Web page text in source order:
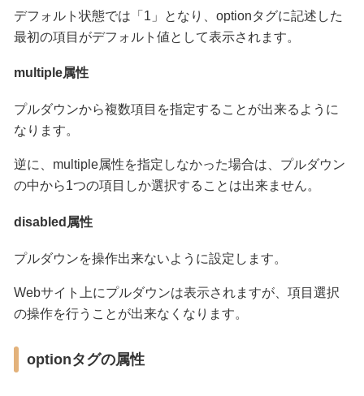
デフォルト状態では「1」となり、optionタグに記述した
最初の項目がデフォルト値として表示されます。
multiple属性
プルダウンから複数項目を指定することが出来るように
なります。
逆に、multiple属性を指定しなかった場合は、プルダウン
の中から1つの項目しか選択することは出来ません。
disabled属性
プルダウンを操作出来ないように設定します。
Webサイト上にプルダウンは表示されますが、項目選択
の操作を行うことが出来なくなります。
optionタグの属性